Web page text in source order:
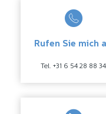
Rufen Sie mich
Tel. +31 6 54 28 88 34